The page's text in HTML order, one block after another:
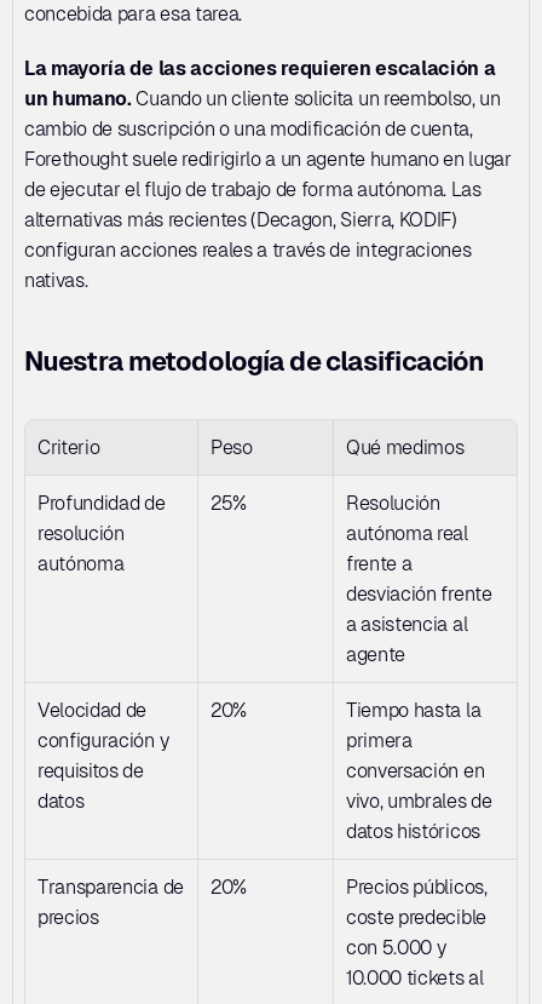
concebida para esa tarea.
La mayoría de las acciones requieren escalación a
un humano. Cuando un cliente solicita un reembolso, un
cambio de suscripción o una modificación de cuenta,
Forethought suele redirigirlo a un agente humano en lugar
de ejecutar el flujo de trabajo de forma autónoma. Las
alternativas más recientes (Decagon, Sierra, KODIF)
configuran acciones reales a través de integraciones
nativas.
Nuestra metodología de clasificación
Criterio Peso Qué medimos
Profundidad de
resolución
autónoma
25%
Resolución
autónoma real
frente a
desviación frente
a asistencia al
agente
Velocidad de
configuración y
requisitos de
datos
20%
Tiempo hasta la
primera
conversación en
vivo, umbrales de
datos históricos
Transparencia de
precios
20%
Precios públicos,
coste predecible
con 5.000 y
10.000 tickets al